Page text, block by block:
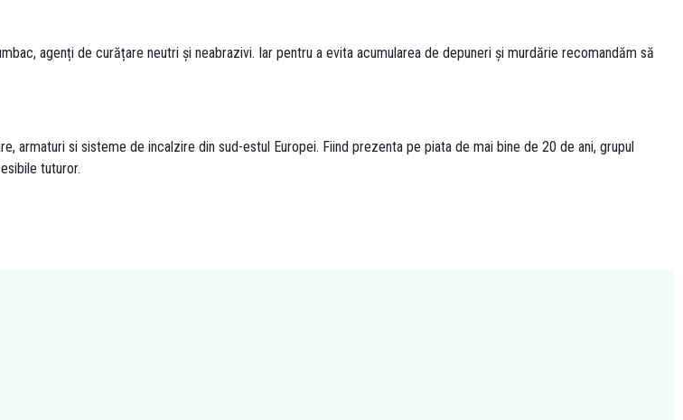
agenți de curățare neutri și neabrazivi. Iar pentru a evita acumularea de depuneri și murdărie recomandăm să
si sisteme de incalzire din sud-estul Europei. Fiind prezenta pe piata de mai bine de 20 de ani, grupul
tuturor.